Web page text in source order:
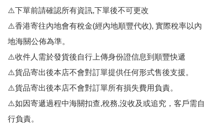
⚠️下單前請確認所有資訊,下單後不可更改
⚠️香港寄往內地會有稅金(經內地順豐代收), 實際稅率以內
地海關公佈為準。
⚠️收件人需於發貨後自行上傳身份證信息到順豐快遞
⚠️貨品寄出後本店不會對訂單提供任何形式售後支援。
⚠️貨品寄出後本店不會對訂單所有損失費用負責。
⚠️如因寄遞過程中海關扣查,稅務,沒收及或追究，客戶需自
行負責。